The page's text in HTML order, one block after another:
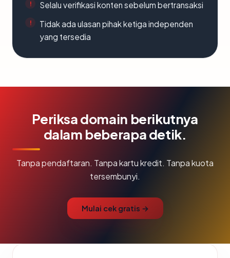
Selalu verifikasi konten sebelum bertransaksi
Tidak ada ulasan pihak ketiga independen
yang tersedia
Periksa domain berikutnya
dalam beberapa detik.
Tanpa pendaftaran. Tanpa kartu kredit. Tanpa kuota
tersembunyi.
Mulai cek gratis →